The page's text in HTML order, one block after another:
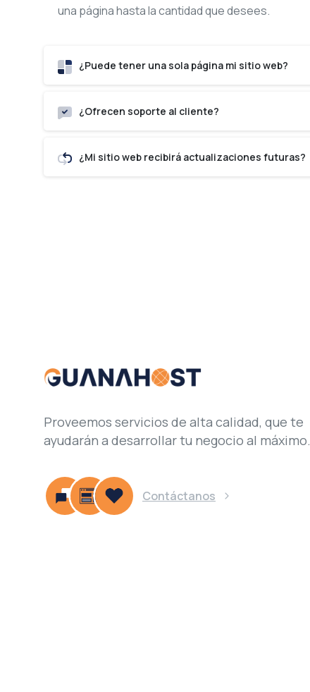
una página hasta la cantidad que desees.
¿Puede tener una sola página mi sitio web?
¿Ofrecen soporte al cliente?
¿Mi sitio web recibirá actualizaciones futuras?
Proveemos servicios de alta calidad, que te
ayudarán a desarrollar tu negocio al máximo.
Contáctanos